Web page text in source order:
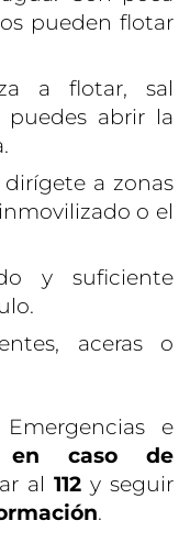
pueden flotar
a flotar, sal
abrir la
a zonas
o el
y suficiente
aceras o
e
en caso de
al 112 y seguir
.